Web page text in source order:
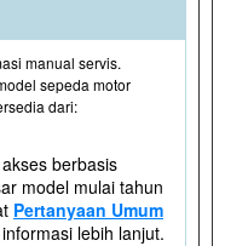
manual servis.
sepeda motor
dari:
berbasis
model mulai tahun
Pertanyaan Umum
lebih lanjut.